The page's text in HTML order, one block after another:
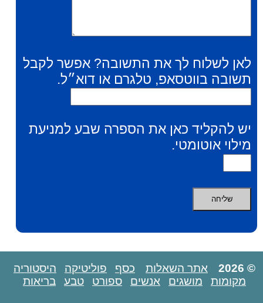
לאן לשלוח לך את התשובה? אפשר לקבל
תשובה בווטסאפ, טלגרם או דוא״ל.
יש להקליד כאן את הספרה שבע למניעת
מילוי אוטומטי.
© 2026 אתר השאלות כסף פוליטיקה
היסטוריה
מקומות
מושגים אנשים ספורט טבע בריאות